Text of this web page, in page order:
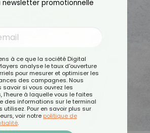
newsletter promotionnelle
à ce que la société Digital
analyse le taux d'ouverture
pour mesurer et optimiser les
des campagnes. Nous
savoir si vous ouvrez les
l'heure à laquelle vous le faites
des informations sur le terminal
utilisez. Pour en savoir plus sur
voir notre politique de
.